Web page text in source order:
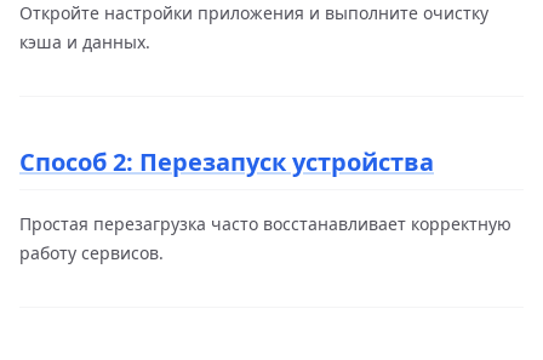
Откройте настройки приложения и выполните очистку
кэша и данных.
Способ 2: Перезапуск устройства
Простая перезагрузка часто восстанавливает корректную
работу сервисов.